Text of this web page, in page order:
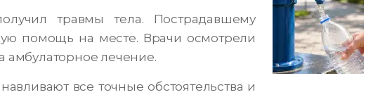
травмы тела. Пострадавшему
помощь на месте. Врачи осмотрели
амбулаторное лечение.
все точные обстоятельства и